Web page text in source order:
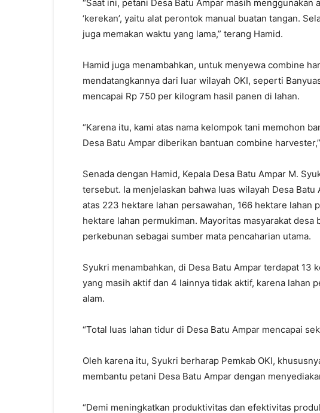
“Saat ini, petani Desa Batu Ampar masih menggunakan
‘kerekan’, yaitu alat perontok manual buatan tangan.
juga memakan waktu yang lama,” terang Hamid.
Hamid juga menambahkan, untuk menyewa combine
mendatangkannya dari luar wilayah OKI, seperti
mencapai Rp 750 per kilogram hasil panen di lahan.
“Karena itu, kami atas nama kelompok tani memohon
Desa Batu Ampar diberikan bantuan combine
Senada dengan Hamid, Kepala Desa Batu Ampar M.
tersebut. Ia menjelaskan bahwa luas wilayah Desa
atas 223 hektare lahan persawahan, 166 hektare lahan
hektare lahan permukiman. Mayoritas masyarakat
perkebunan sebagai sumber mata pencaharian utama.
Syukri menambahkan, di Desa Batu Ampar terdapat 13
yang masih aktif dan 4 lainnya tidak aktif, karena lahan
alam.
“Total luas lahan tidur di Desa Batu Ampar mencapai
Oleh karena itu, Syukri berharap Pemkab OKI,
membantu petani Desa Batu Ampar dengan
“Demi meningkatkan produktivitas dan efektivitas